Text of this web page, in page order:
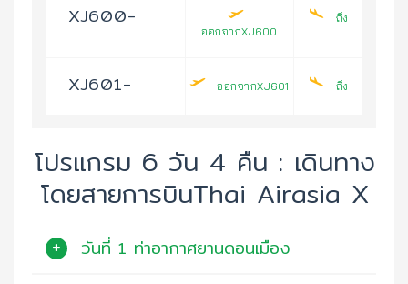
XJ600-
ออกจากXJ600
ถึง
XJ601- ออกจากXJ601 ถึง
โปรแกรม 6 วัน 4 คืน : เดินทาง
โดยสายการบินThai Airasia X
วันที่ 1 ท่าอากาศยานดอนเมือง